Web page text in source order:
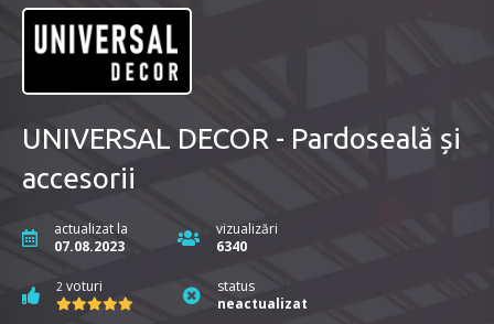
UNIVERSAL DECOR - Pardoseală și
accesorii
actualizat la
07.08.2023
vizualizări
6340
2 voturi
status
neactualizat